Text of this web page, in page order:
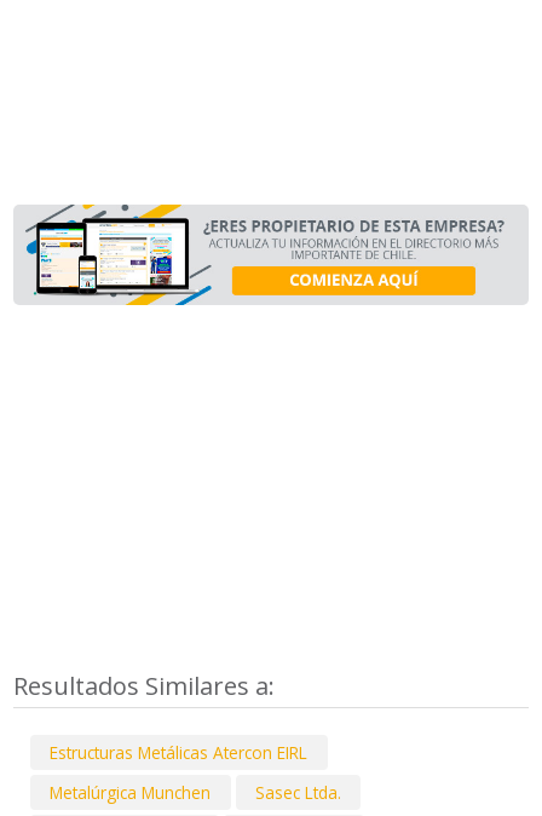
Resultados Similares a:
Estructuras Metálicas Atercon EIRL
Metalúrgica Munchen
Sasec Ltda.